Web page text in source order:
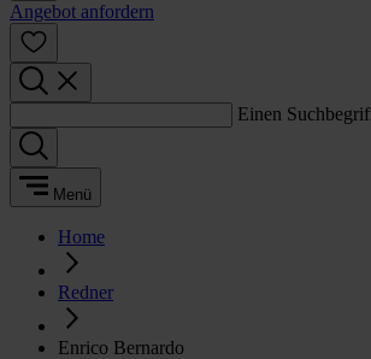
Angebot anfordern
Einen
Menü
Home
Redner
Enrico Bernardo